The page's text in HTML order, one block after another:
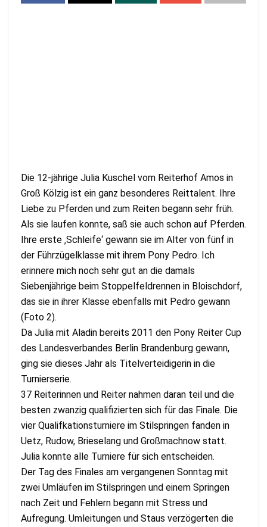
Die 12-jährige Julia Kuschel vom Reiterhof Amos in
Groß Kölzig ist ein ganz besonderes Reittalent. Ihre
Liebe zu Pferden und zum Reiten begann sehr früh.
Als sie laufen konnte, saß sie auch schon auf Pferden.
Ihre erste ‚Schleife‘ gewann sie im Alter von fünf in
der Führzügelklasse mit ihrem Pony Pedro. Ich
erinnere mich noch sehr gut an die damals
Siebenjährige beim Stoppelfeldrennen in Bloischdorf,
das sie in ihrer Klasse ebenfalls mit Pedro gewann
(Foto 2).
Da Julia mit Aladin bereits 2011 den Pony Reiter Cup
des Landesverbandes Berlin Brandenburg gewann,
ging sie dieses Jahr als Titelverteidigerin in die
Turnierserie.
37 Reiterinnen und Reiter nahmen daran teil und die
besten zwanzig qualifizierten sich für das Finale. Die
vier Qualifkationsturniere im Stilspringen fanden in
Uetz, Rudow, Brieselang und Großmachnow statt.
Julia konnte alle Turniere für sich entscheiden.
Der Tag des Finales am vergangenen Sonntag mit
zwei Umläufen im Stilspringen und einem Springen
nach Zeit und Fehlern begann mit Stress und
Aufregung. Umleitungen und Staus verzögerten die